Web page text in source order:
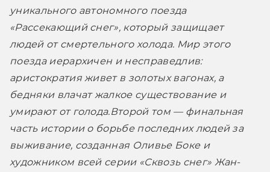
уникального автономного поезда
«Рассекающий снег», который защищает
людей от смертельного холода. Мир этого
поезда иерархичен и несправедлив:
аристократия живет в золотых вагонах, а
бедняки влачат жалкое существование и
умирают от голода.Второй том — финальная
часть истории о борьбе последних людей за
выживание, созданная Оливье Боке и
художником всей серии «Сквозь снег» Жан-